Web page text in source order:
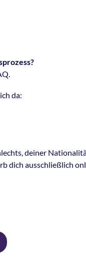
da:
deiner
dich ausschließlich